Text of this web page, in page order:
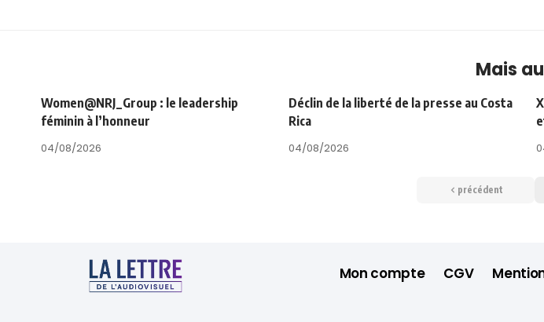
Mais
Women@NRJ_Group : le leadership
féminin à l’honneur
04/08/2026
Déclin de la liberté de la presse au Costa
Rica
04/08/2026
précédent
Mon compte CGV